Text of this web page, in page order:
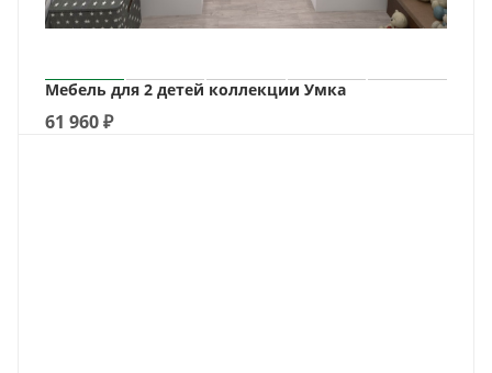
Мебель для 2 детей коллекции Умка
61 960₽